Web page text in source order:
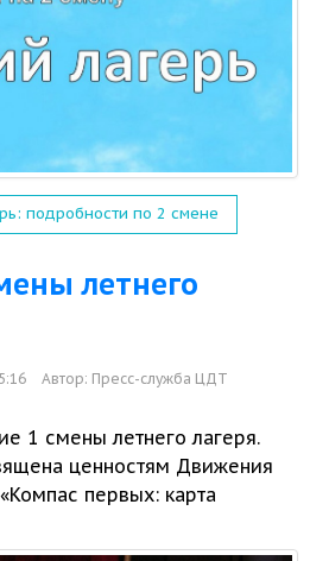
подробности по 2 смене
летнего
Автор: Пресс-служба ЦДТ
1 смены летнего лагеря.
ценностям Движения
«Компас первых: карта